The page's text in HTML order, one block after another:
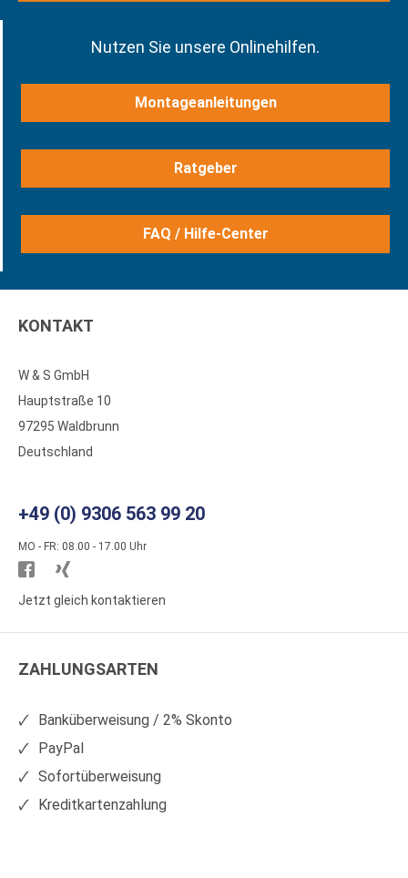
Nutzen Sie unsere Onlinehilfen.
Montageanleitungen
Ratgeber
FAQ / Hilfe-Center
KONTAKT
W & S GmbH
Hauptstraße 10
97295 Waldbrunn
Deutschland
+49 (0) 9306 563 99 20
MO - FR: 08.00 - 17.00 Uhr
Besuchen
Sie
auf
Sie
auf
Jetzt gleich kontaktieren
ZAHLUNGSARTEN
Banküberweisung / 2% Skonto
PayPal
Sofortüberweisung
Kreditkartenzahlung